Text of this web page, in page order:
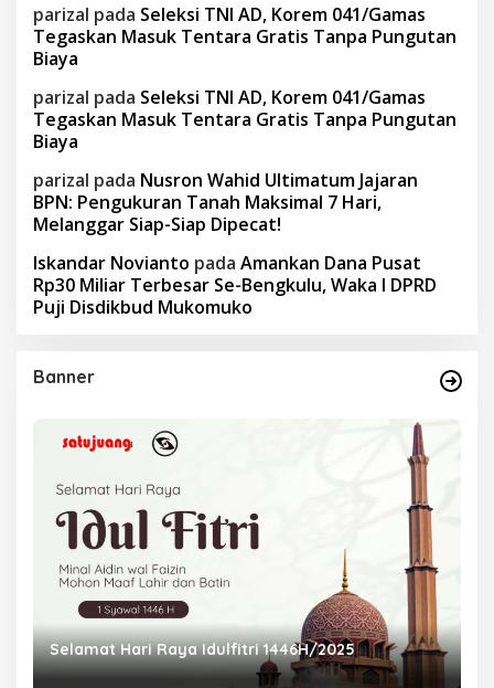
parizal pada Seleksi TNI AD, Korem 041/Gamas
Tegaskan Masuk Tentara Gratis Tanpa Pungutan
Biaya
parizal pada Seleksi TNI AD, Korem 041/Gamas
Tegaskan Masuk Tentara Gratis Tanpa Pungutan
Biaya
parizal pada Nusron Wahid Ultimatum Jajaran
BPN: Pengukuran Tanah Maksimal 7 Hari,
Melanggar Siap-Siap Dipecat!
Iskandar Novianto pada Amankan Dana Pusat
Rp30 Miliar Terbesar Se-Bengkulu, Waka I DPRD
Puji Disdikbud Mukomuko
Banner
Selamat Hari Raya Idulfitri 1446H/2025